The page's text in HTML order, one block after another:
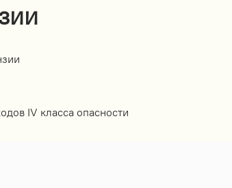
IV класса опасности